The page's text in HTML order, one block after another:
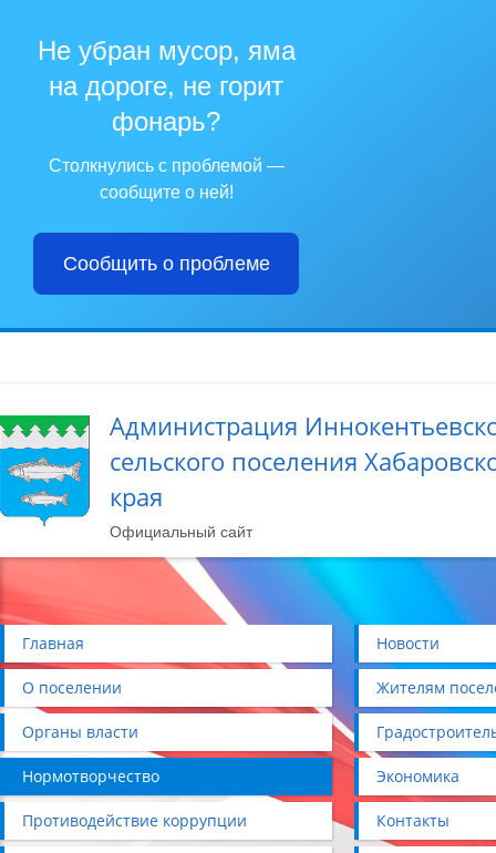
Не убран мусор, яма
на дороге, не горит
фонарь?
Столкнулись с проблемой —
сообщите о ней!
Сообщить о проблеме
Администрация
сельского поселения
края
Официальный сайт
Главная Новости
О поселении Жителям
Органы власти
Нормотворчество Экономика
Противодействие коррупции Контакты